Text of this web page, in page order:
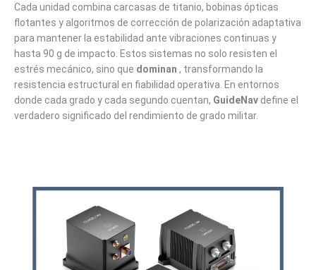
Cada unidad combina carcasas de titanio, bobinas ópticas
flotantes y algoritmos de corrección de polarización adaptativa
para mantener la estabilidad ante vibraciones continuas y
hasta 90 g de impacto. Estos sistemas no solo resisten el
estrés mecánico, sino que dominan , transformando la
resistencia estructural en fiabilidad operativa. En entornos
donde cada grado y cada segundo cuentan, GuideNav define el
verdadero significado del rendimiento de grado militar.